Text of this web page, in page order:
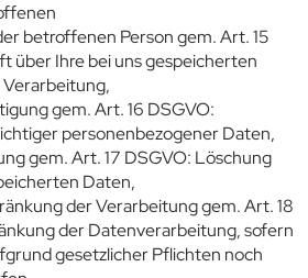
betroffenen Person gem. Art. 15
über Ihre bei uns gespeicherten
gem. Art. 16 DSGVO:
personenbezogener Daten,
gem. Art. 17 DSGVO: Löschung
Daten,
der Verarbeitung gem. Art. 18
der Datenverarbeitung, sofern
gesetzlicher Pflichten noch